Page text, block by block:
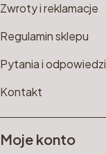
Zwroty i reklamacje
Regulamin sklepu
Pytania i odpowiedzi
Kontakt
Moje konto